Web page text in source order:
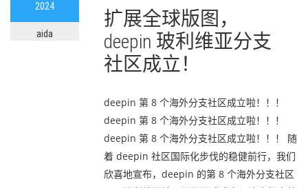
2024
aida
扩展全球版图，
deepin 玻利维亚分支
社区成立！
deepin 第 8 个海外分支社区成立啦！！！
deepin 第 8 个海外分支社区成立啦！！！
deepin 第 8 个海外分支社区成立啦！！！ 随
着 deepin 社区国际化步伐的稳健前行，我们
欣喜地宣布，deepin 的第 8 个海外分支社区